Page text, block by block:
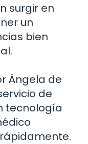
surgir en
un
bien
Ángela de
de
tecnología